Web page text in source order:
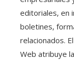
editoriales, en
boletines,
relacionados.
Web atribuye